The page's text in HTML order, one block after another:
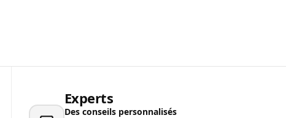
Experts
Des conseils personnalisés